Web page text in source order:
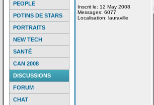
PEOPLE
POTINS DE STARS
PORTRAITS
NEW TECH
SANTÉ
CAN 2008
DISCUSSIONS
FORUM
CHAT
Inscrit le: 12 May 2008
Messages: 6077
Localisation: lauraville